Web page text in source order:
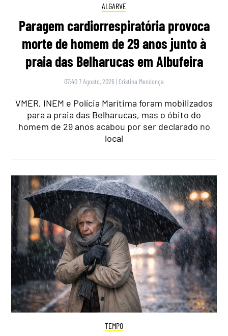
ALGARVE
Paragem cardiorrespiratória provoca
morte de homem de 29 anos junto à
praia das Belharucas em Albufeira
07:40 7 Agosto, 2026 | Cristina Mendonça
VMER, INEM e Polícia Marítima foram mobilizados
para a praia das Belharucas, mas o óbito do
homem de 29 anos acabou por ser declarado no
local
TEMPO